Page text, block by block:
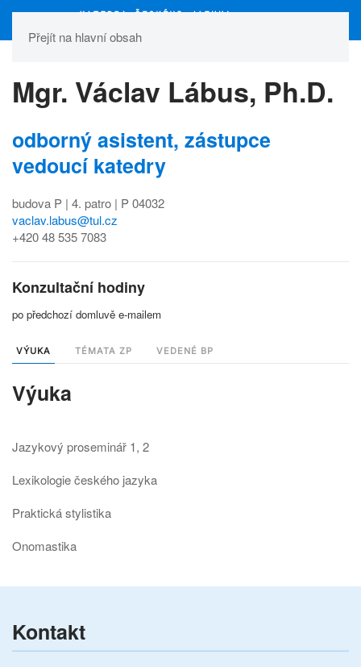
Přejít na hlavní obsah
Mgr. Václav Lábus, Ph.D.
odborný asistent, zástupce
vedoucí katedry
budova P | 4. patro | P 04032
vaclav.labus@tul.cz
+420 48 535 7083
Konzultační hodiny
po předchozí domluvě e-mailem
VÝUKA TÉMATA ZP VEDENÉ BP
Výuka
Jazykový proseminář 1, 2
Lexikologie českého jazyka
Praktická stylistika
Onomastika
Kontakt